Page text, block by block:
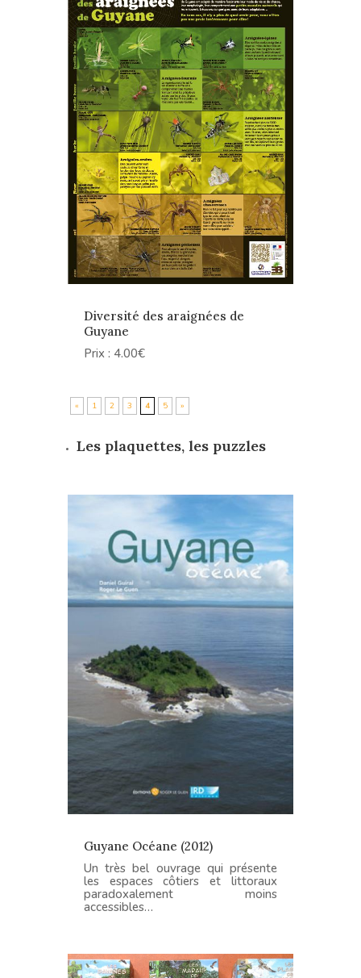
Diversité des araignées de
Guyane
Prix : 4.00€
« 1 2 3 4 5 »
Les plaquettes, les puzzles
Guyane Océane (2012)
Un très bel ouvrage qui présente
les espaces côtiers et littoraux
paradoxalement moins
accessibles…